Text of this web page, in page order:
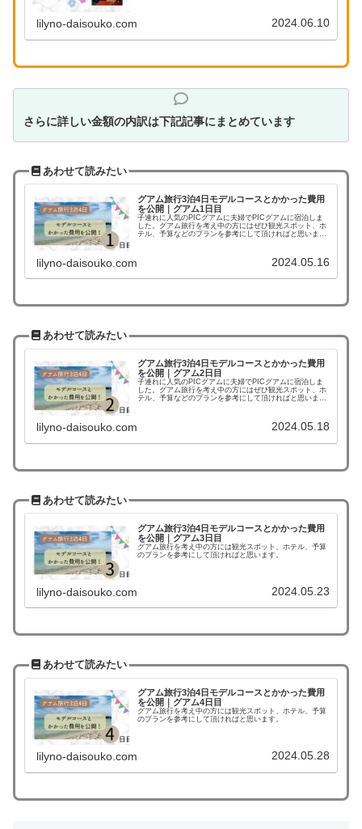
lilyno-daisouko.com 2024.06.10
さらに詳しい金額の内訳は下記記事にまとめています
あわせて読みたい
グアム旅行3泊4日モデルコースとかかった費用
を公開｜グアム1日目
子連れに人気のPICグアムに夫婦でPICグアムに宿泊しま
した。グアム旅行を考え中の方にはぜひ観光スポット、ホ
テル、予算などのプランを参考にして頂ければと思いま
lilyno-daisouko.com 2024.05.16
あわせて読みたい
グアム旅行3泊4日モデルコースとかかった費用
を公開｜グアム2日目
子連れに人気のPICグアムに夫婦でPICグアムに宿泊しま
した。グアム旅行を考え中の方にはぜひ観光スポット、ホ
テル、予算などのプランを参考にして頂ければと思いま
lilyno-daisouko.com 2024.05.18
あわせて読みたい
グアム旅行3泊4日モデルコースとかかった費用
を公開｜グアム3日目
グアム旅行を考え中の方には観光スポット、ホテル、予算
のプランを参考にして頂ければと思います。
lilyno-daisouko.com 2024.05.23
あわせて読みたい
グアム旅行3泊4日モデルコースとかかった費用
を公開｜グアム4日目
グアム旅行を考え中の方には観光スポット、ホテル、予算
のプランを参考にして頂ければと思います。
lilyno-daisouko.com 2024.05.28